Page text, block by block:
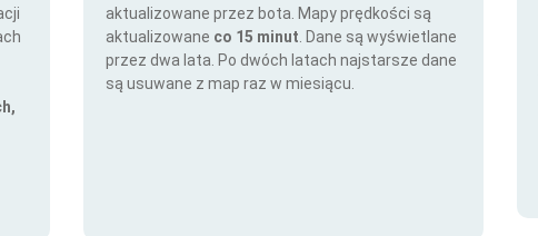
aktualizowane przez bota. Mapy prędkości są
aktualizowane co 15 minut . Dane są wyświetlane
przez dwa lata. Po dwóch latach najstarsze dane
są usuwane z map raz w miesiącu.